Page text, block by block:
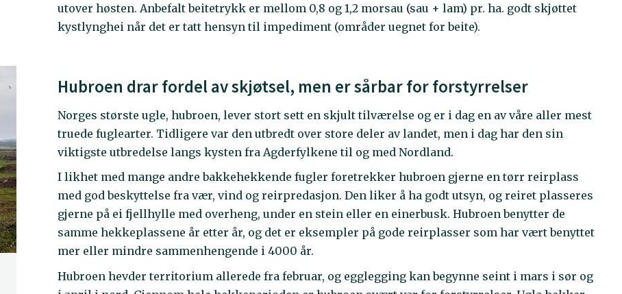
utover høsten. Anbefalt beitetrykk er mellom 0,8 og 1,2 morsau (sau + lam) pr. ha. godt skjøttet
kystlynghei når det er tatt hensyn til impediment (områder uegnet for beite).
Hubroen drar fordel av skjøtsel, men er sårbar for forstyrrelser
Norges største ugle, hubroen, lever stort sett en skjult tilværelse og er i dag en av våre aller mest
truede fuglearter. Tidligere var den utbredt over store deler av landet, men i dag har den sin
viktigste utbredelse langs kysten fra Agderfylkene til og med Nordland.
I likhet med mange andre bakkehekkende fugler foretrekker hubroen gjerne en tørr reirplass
med god beskyttelse fra vær, vind og reirpredasjon. Den liker å ha godt utsyn, og reiret plasseres
gjerne på ei fjellhylle med overheng, under en stein eller en einerbusk. Hubroen benytter de
samme hekkeplassene år etter år, og det er eksempler på gode reirplasser som har vært benyttet
mer eller mindre sammenhengende i 4000 år.
Hubroen hevder territorium allerede fra februar, og egglegging kan begynne seint i mars i sør og